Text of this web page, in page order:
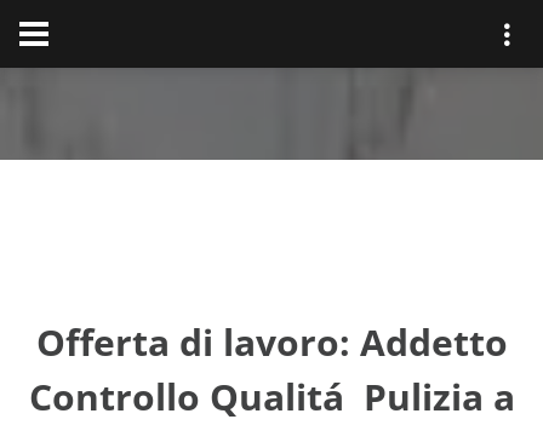
Offerta di lavoro: Addetto
Controllo Qualitá Pulizia a